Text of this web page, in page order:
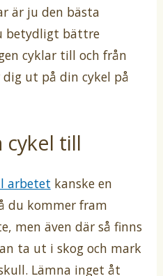
är ju den bästa
betydligt bättre
cyklar till och från
ut på din cykel på
cykel till
arbetet kanske en
du kommer fram
men även där så finns
ta ut i skog och mark
Lämna inget åt